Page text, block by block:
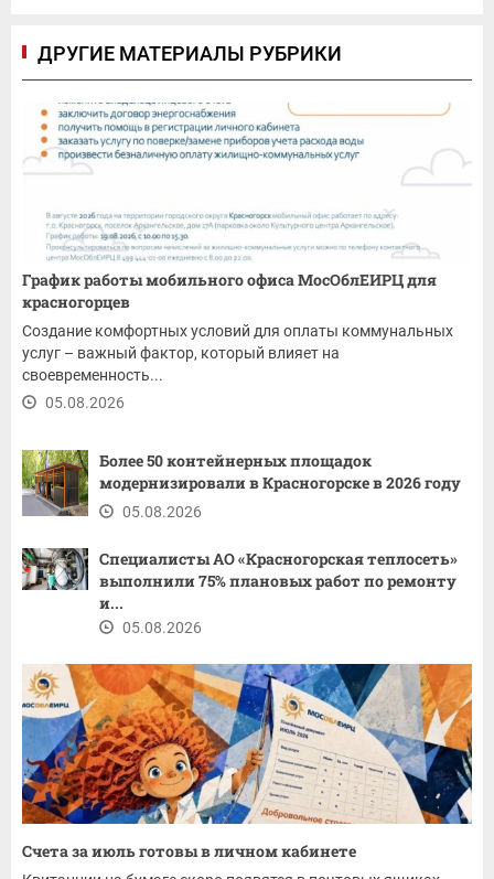
ДРУГИЕ МАТЕРИАЛЫ РУБРИКИ
График работы мобильного офиса МосОблЕИРЦ для
красногорцев
Создание комфортных условий для оплаты коммунальных
услуг – важный фактор, который влияет на
своевременность...
05.08.2026
Более 50 контейнерных площадок
модернизировали в Красногорске в 2026 году
05.08.2026
Специалисты АО «Красногорская теплосеть»
выполнили 75% плановых работ по ремонту
и...
05.08.2026
Счета за июль готовы в личном кабинете